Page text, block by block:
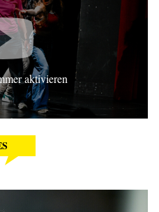
aktivieren